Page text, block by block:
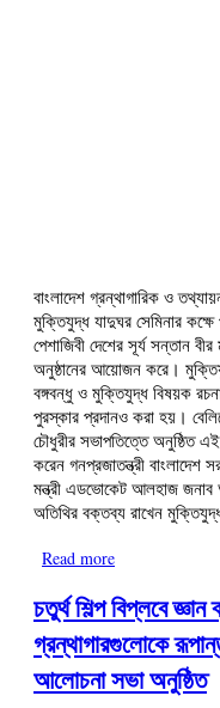
বাংলাদেশ গ্রন্থাগারিক ও
মুক্তিযুদ্ধ যাদুঘর সেমিনার
পেশাজিবী দেশের সূর্য সন্তান
অনুষ্ঠানের আয়োজন করে।
বঙ্গবন্ধু ও মুক্তিযুদ্ধ বিষয়ক
পুরস্কার প্রদানও করা হয়।
চৌধুরীর সভাপতিত্তে অনুষ্ঠিত
করেন গনপ্রজাতন্ত্রী বাংলাদেশ
মন্ত্রী এডভোকেট আলহাজ
অতিথির বক্তব্য রাখেন
Read more
চতুর্থ শিল্প বিপ্লবে
গ্রন্থাগারগুলোকে
আলোচনা সভা অনুষ্ঠিত